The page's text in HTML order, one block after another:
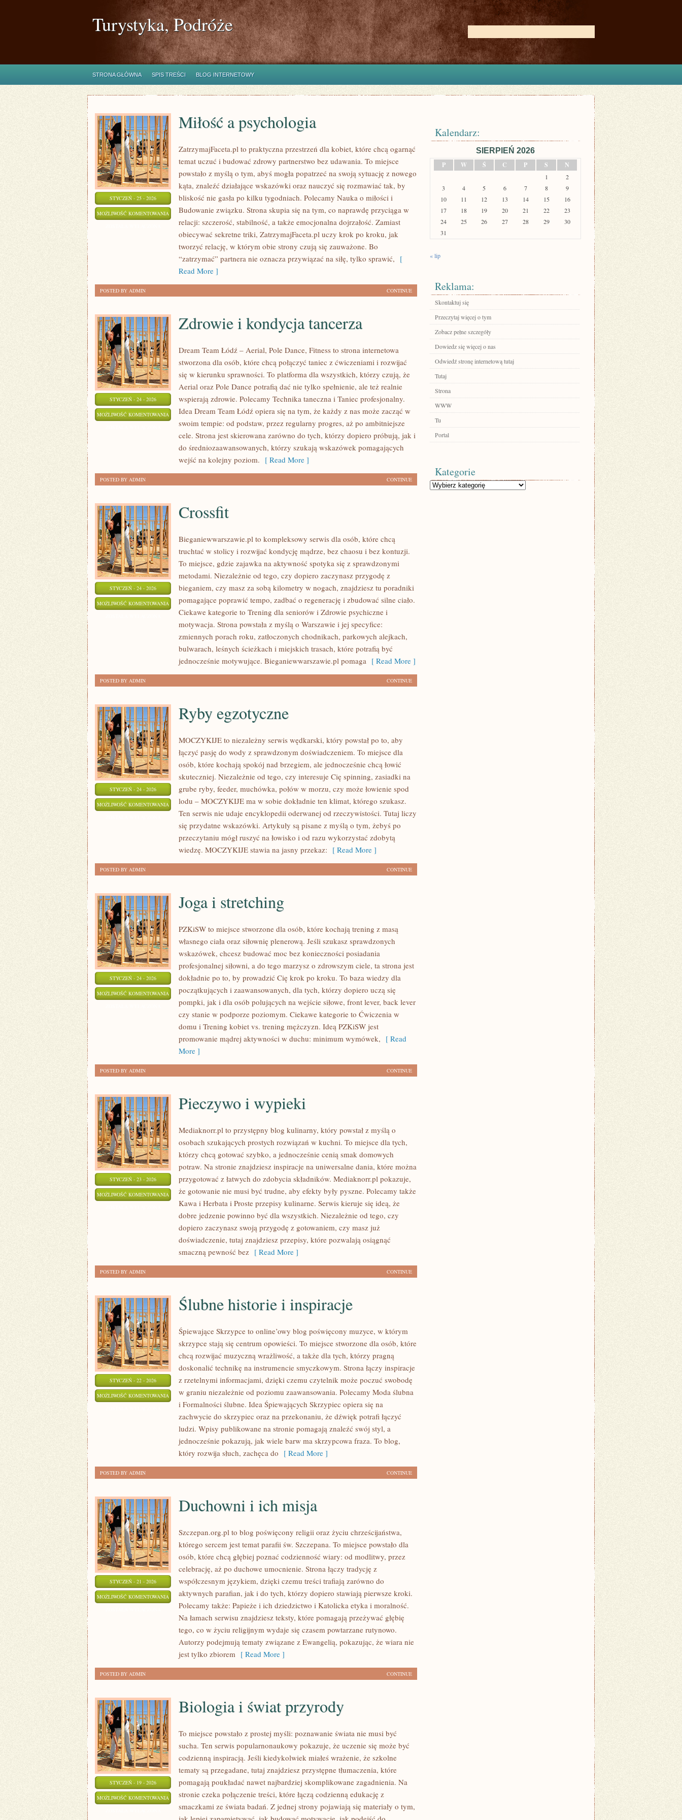
Turystyka, Podróże
STRONA GŁÓWNA SPIS TREŚCI BLOG INTERNETOWY
STYCZEŃ - 25 - 2026
MOŻLIWOŚĆ KOMENTOWANIA MIŁOŚĆ
PSYCHOLOGIA
Miłość a psychologia
ZatrzymajFaceta.pl to praktyczna przestrzeń dla kobiet, które chcą ogarnąć
temat uczuć i budować zdrowy partnerstwo bez udawania. To miejsce
powstało z myślą o tym, abyś mogła popatrzeć na swoją sytuację z nowego
kąta, znaleźć działające wskazówki oraz nauczyć się rozmawiać tak, by
bliskość nie gasła po kilku tygodniach. Polecamy Nauka o miłości i
Budowanie związku. Strona skupia się na tym, co naprawdę przyciąga w
relacji: szczerość, stabilność, a także emocjonalna dojrzałość. Zamiast
obiecywać sekretne triki, ZatrzymajFaceta.pl uczy krok po kroku, jak
tworzyć relację, w którym obie strony czują się zauważone. Bo
“zatrzymać” partnera nie oznacza przywiązać na siłę, tylko sprawić, [
Read More ]
CONTINUE
POSTED BY ADMIN
STYCZEŃ - 24 - 2026
MOŻLIWOŚĆ KOMENTOWANIA ZDROWIE
KONDYCJA
TANCERZA
Zdrowie i kondycja tancerza
Dream Team Łódź – Aerial, Pole Dance, Fitness to strona internetowa
stworzona dla osób, które chcą połączyć taniec z ćwiczeniami i rozwijać
się w kierunku sprawności. To platforma dla wszystkich, którzy czują, że
Aerial oraz Pole Dance potrafią dać nie tylko spełnienie, ale też realnie
wspierają zdrowie. Polecamy Technika taneczna i Taniec profesjonalny.
Idea Dream Team Łódź opiera się na tym, że każdy z nas może zacząć w
swoim tempie: od podstaw, przez regularny progres, aż po ambitniejsze
cele. Strona jest skierowana zarówno do tych, którzy dopiero próbują, jak i
do średniozaawansowanych, którzy szukają wskazówek pomagających
wejść na kolejny poziom. [ Read More ]
CONTINUE
POSTED BY ADMIN
STYCZEŃ - 24 - 2026
MOŻLIWOŚĆ KOMENTOWANIA CROSSFIT
Crossfit
Bieganiewwarszawie.pl to kompleksowy serwis dla osób, które chcą
truchtać w stolicy i rozwijać kondycję mądrze, bez chaosu i bez kontuzji.
To miejsce, gdzie zajawka na aktywność spotyka się z sprawdzonymi
metodami. Niezależnie od tego, czy dopiero zaczynasz przygodę z
bieganiem, czy masz za sobą kilometry w nogach, znajdziesz tu poradniki
pomagające poprawić tempo, zadbać o regenerację i zbudować silne ciało.
Ciekawe kategorie to Trening dla seniorów i Zdrowie psychiczne i
motywacja. Strona powstała z myślą o Warszawie i jej specyfice:
zmiennych porach roku, zatłoczonych chodnikach, parkowych alejkach,
bulwarach, leśnych ścieżkach i miejskich trasach, które potrafią być
jednocześnie motywujące. Bieganiewwarszawie.pl pomaga [ Read More ]
CONTINUE
POSTED BY ADMIN
STYCZEŃ - 24 - 2026
MOŻLIWOŚĆ KOMENTOWANIA RYBY
EGZOTYCZNE
Ryby egzotyczne
MOCZYKIJE to niezależny serwis wędkarski, który powstał po to, aby
łączyć pasję do wody z sprawdzonym doświadczeniem. To miejsce dla
osób, które kochają spokój nad brzegiem, ale jednocześnie chcą łowić
skuteczniej. Niezależnie od tego, czy interesuje Cię spinning, zasiadki na
grube ryby, feeder, muchówka, połów w morzu, czy może łowienie spod
lodu – MOCZYKIJE ma w sobie dokładnie ten klimat, którego szukasz.
Ten serwis nie udaje encyklopedii oderwanej od rzeczywistości. Tutaj liczy
się przydatne wskazówki. Artykuły są pisane z myślą o tym, żebyś po
przeczytaniu mógł ruszyć na łowisko i od razu wykorzystać zdobytą
wiedzę. MOCZYKIJE stawia na jasny przekaz: [ Read More ]
CONTINUE
POSTED BY ADMIN
STYCZEŃ - 24 - 2026
MOŻLIWOŚĆ KOMENTOWANIA JOGA
STRETCHING
Joga i stretching
PZKiSW to miejsce stworzone dla osób, które kochają trening z masą
własnego ciała oraz siłownię plenerową. Jeśli szukasz sprawdzonych
wskazówek, chcesz budować moc bez konieczności posiadania
profesjonalnej siłowni, a do tego marzysz o zdrowszym ciele, ta strona jest
dokładnie po to, by prowadzić Cię krok po kroku. To baza wiedzy dla
początkujących i zaawansowanych, dla tych, którzy dopiero uczą się
pompki, jak i dla osób polujących na wejście siłowe, front lever, back lever
czy stanie w podporze poziomym. Ciekawe kategorie to Ćwiczenia w
domu i Trening kobiet vs. trening mężczyzn. Ideą PZKiSW jest
promowanie mądrej aktywności w duchu: minimum wymówek, [ Read
More ]
CONTINUE
POSTED BY ADMIN
STYCZEŃ - 23 - 2026
MOŻLIWOŚĆ KOMENTOWANIA PIECZYWO
WYPIEKI
Pieczywo i wypieki
Mediaknorr.pl to przystępny blog kulinarny, który powstał z myślą o
osobach szukających prostych rozwiązań w kuchni. To miejsce dla tych,
którzy chcą gotować szybko, a jednocześnie cenią smak domowych
potraw. Na stronie znajdziesz inspiracje na uniwersalne dania, które można
przygotować z łatwych do zdobycia składników. Mediaknorr.pl pokazuje,
że gotowanie nie musi być trudne, aby efekty były pyszne. Polecamy także
Kawa i Herbata i Proste przepisy kulinarne. Serwis kieruje się ideą, że
dobre jedzenie powinno być dla wszystkich. Niezależnie od tego, czy
dopiero zaczynasz swoją przygodę z gotowaniem, czy masz już
doświadczenie, tutaj znajdziesz przepisy, które pozwalają osiągnąć
smaczną pewność bez [ Read More ]
CONTINUE
POSTED BY ADMIN
STYCZEŃ - 22 - 2026
MOŻLIWOŚĆ KOMENTOWANIA ŚLUBNE
HISTORIE
INSPIRACJE
Ślubne historie i inspiracje
Śpiewające Skrzypce to online’owy blog poświęcony muzyce, w którym
skrzypce stają się centrum opowieści. To miejsce stworzone dla osób, które
chcą rozwijać muzyczną wrażliwość, a także dla tych, którzy pragną
doskonalić technikę na instrumencie smyczkowym. Strona łączy inspiracje
z rzetelnymi informacjami, dzięki czemu czytelnik może poczuć swobodę
w graniu niezależnie od poziomu zaawansowania. Polecamy Moda ślubna
i Formalności ślubne. Idea Śpiewających Skrzypiec opiera się na
zachwycie do skrzypiec oraz na przekonaniu, że dźwięk potrafi łączyć
ludzi. Wpisy publikowane na stronie pomagają znaleźć swój styl, a
jednocześnie pokazują, jak wiele barw ma skrzypcowa fraza. To blog,
który rozwija słuch, zachęca do [ Read More ]
CONTINUE
POSTED BY ADMIN
STYCZEŃ - 21 - 2026
MOŻLIWOŚĆ KOMENTOWANIA DUCHOWNI
MISJA
Duchowni i ich misja
Szczepan.org.pl to blog poświęcony religii oraz życiu chrześcijaństwa,
którego sercem jest temat parafii św. Szczepana. To miejsce powstało dla
osób, które chcą głębiej poznać codzienność wiary: od modlitwy, przez
celebrację, aż po duchowe umocnienie. Strona łączy tradycję z
współczesnym językiem, dzięki czemu treści trafiają zarówno do
aktywnych parafian, jak i do tych, którzy dopiero stawiają pierwsze kroki.
Polecamy także: Papieże i ich dziedzictwo i Katolicka etyka i moralność.
Na łamach serwisu znajdziesz teksty, które pomagają przeżywać głębię
tego, co w życiu religijnym wydaje się czasem powtarzane rutynowo.
Autorzy podejmują tematy związane z Ewangelią, pokazując, że wiara nie
jest tylko zbiorem [ Read More ]
CONTINUE
POSTED BY ADMIN
STYCZEŃ - 19 - 2026
MOŻLIWOŚĆ KOMENTOWANIA BIOLOGIA
Biologia i świat przyrody
To miejsce powstało z prostej myśli: poznawanie świata nie musi być
sucha. Ten serwis popularnonaukowy pokazuje, że uczenie się może być
codzienną inspiracją. Jeśli kiedykolwiek miałeś wrażenie, że szkolne
tematy są przegadane, tutaj znajdziesz przystępne tłumaczenia, które
pomagają poukładać nawet najbardziej skomplikowane zagadnienia. Na
stronie czeka połączenie treści, które łączą codzienną edukację z
smaczkami ze świata badań. Z jednej strony pojawiają się materiały o tym,
Kalendarz:
SIERPIEŃ 2026
P
W Ś C P S N
1
2
3
4 5 6 7 8
9
10
11 12 13 14 15
16
17
18 19 20 21 22
23
24
25 26 27 28 29
30
31
« lip
Reklama:
Skontaktuj się
Przeczytaj więcej o tym
Zobacz pełne szczegóły
Dowiedz się więcej o nas
Odwiedź stronę internetową tutaj
Tutaj
Strona
WWW
Tu
Portal
Kategorie
Kategorie